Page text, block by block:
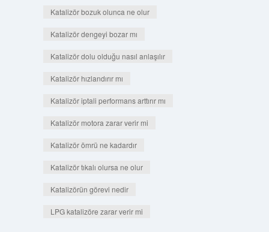
Katalizör bozuk olunca ne olur
Katalizör dengeyi bozar mı
Katalizör dolu olduğu nasıl anlaşılır
Katalizör hızlandırır mı
Katalizör iptali performans arttırır mı
Katalizör motora zarar verir mi
Katalizör ömrü ne kadardır
Katalizör tıkalı olursa ne olur
Katalizörün görevi nedir
LPG katalizöre zarar verir mi